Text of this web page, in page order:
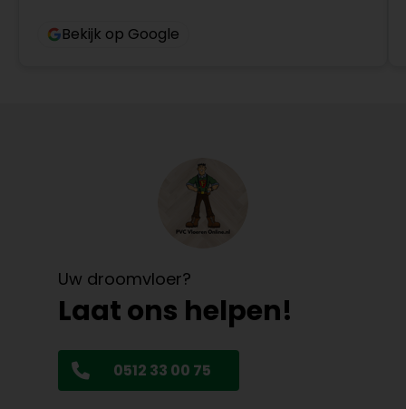
Bekijk op Google
Uw droomvloer?
Laat ons helpen!
0512 33 00 75